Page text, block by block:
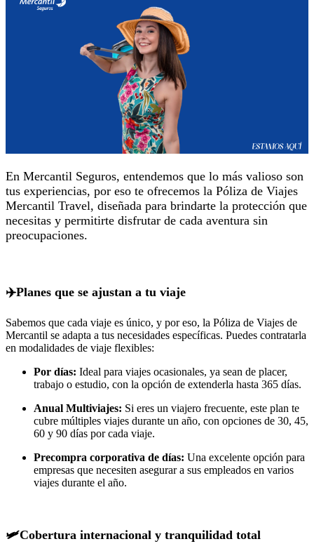
En Mercantil Seguros, entendemos que lo más valioso son
tus experiencias, por eso te ofrecemos la Póliza de Viajes
Mercantil Travel, diseñada para brindarte la protección que
necesitas y permitirte disfrutar de cada aventura sin
preocupaciones.
✈️Planes que se ajustan a tu viaje
Sabemos que cada viaje es único, y por eso, la Póliza de Viajes de
Mercantil se adapta a tus necesidades específicas. Puedes contratarla
en modalidades de viaje flexibles:
Por días: Ideal para viajes ocasionales, ya sean de placer,
trabajo o estudio, con la opción de extenderla hasta 365 días.
Anual Multiviajes: Si eres un viajero frecuente, este plan te
cubre múltiples viajes durante un año, con opciones de 30, 45,
60 y 90 días por cada viaje.
Precompra corporativa de días: Una excelente opción para
empresas que necesiten asegurar a sus empleados en varios
viajes durante el año.
🛩️Cobertura internacional y tranquilidad total